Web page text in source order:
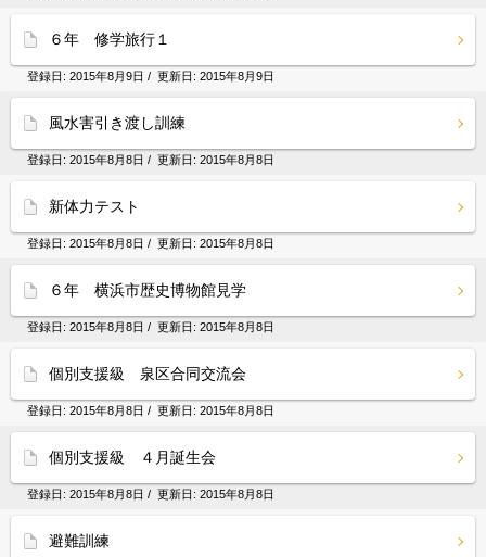
６年 修学旅行１
登録日: 2015年8月9日 / 更新日: 2015年8月9日
風水害引き渡し訓練
登録日: 2015年8月8日 / 更新日: 2015年8月8日
新体力テスト
登録日: 2015年8月8日 / 更新日: 2015年8月8日
６年 横浜市歴史博物館見学
登録日: 2015年8月8日 / 更新日: 2015年8月8日
個別支援級 泉区合同交流会
登録日: 2015年8月8日 / 更新日: 2015年8月8日
個別支援級 ４月誕生会
登録日: 2015年8月8日 / 更新日: 2015年8月8日
避難訓練